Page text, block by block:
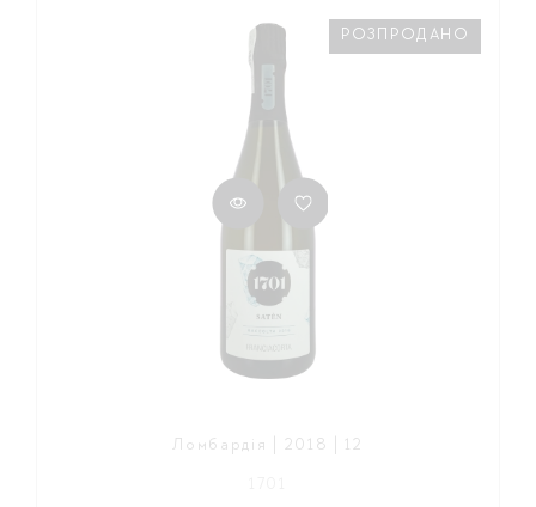
Ломбардія | 2018 | 12
РОЗПРОДАНО